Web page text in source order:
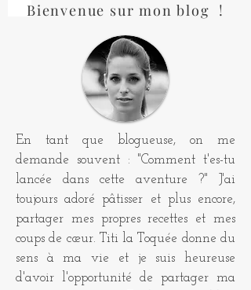
Bienvenue sur mon blog !
En tant que blogueuse, on me
demande souvent : "Comment t'es-tu
lancée dans cette aventure ?" J'ai
toujours adoré pâtisser et plus encore,
partager mes propres recettes et mes
coups de cœur. Titi la Toquée donne du
sens à ma vie et je suis heureuse
d'avoir l'opportunité de partager ma